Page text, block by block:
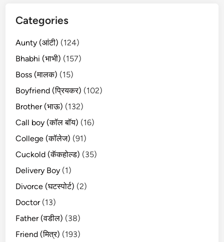
Categories
Aunty (आंटी) (124)
Bhabhi (भाभी) (157)
Boss (मालक) (15)
Boyfriend (प्रियकर) (102)
Brother (भाऊ) (132)
Call boy (कॉल बॉय) (16)
College (कॉलेज) (91)
Cuckold (कॅकहोल्ड) (35)
Delivery Boy (1)
Divorce (घटस्पोर्ट) (2)
Doctor(13)
Father (वडील) (38)
Friend (मित्र) (193)